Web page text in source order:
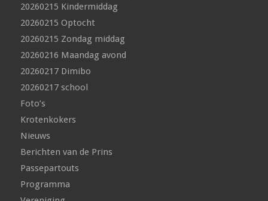
20260215 Kindermiddag
20260215 Optocht
20260215 Zondag middag
20260216 Maandag avond
20260217 Dimibo
20260217 school
Foto’s
Krotenkokers
Nieuws
Berichten van de Prins
Passepartouts
Programma